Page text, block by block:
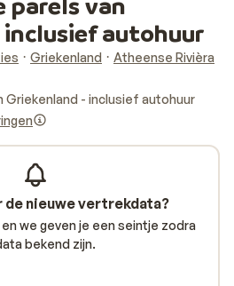
autohuur
Griekenland
Atheense Rivièra
Griekenland - inclusief autohuur
de nieuwe vertrekdata?
we geven je een seintje zodra
bekend zijn.